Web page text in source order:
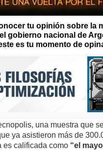
tu opinión sobre la
gobierno nacional de
es tu momento de
una muestra que
ya asistieron más de
es calificada como “el